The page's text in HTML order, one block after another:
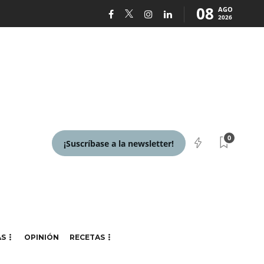
08 AGO
2026
¡Suscríbase a la newsletter!
0
OPINIÓN RECETAS